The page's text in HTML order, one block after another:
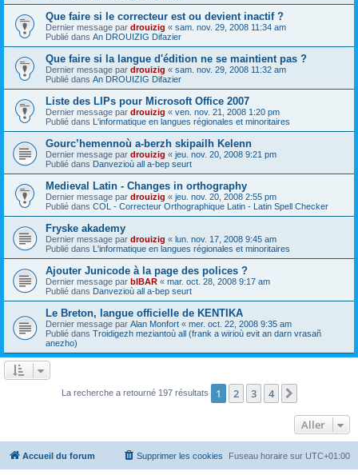
Que faire si le correcteur est ou devient inactif ?
Dernier message par drouizig « sam. nov. 29, 2008 11:34 am
Publié dans An DROUIZIG Difazier
Que faire si la langue d'édition ne se maintient pas ?
Dernier message par drouizig « sam. nov. 29, 2008 11:32 am
Publié dans An DROUIZIG Difazier
Liste des LIPs pour Microsoft Office 2007
Dernier message par drouizig « ven. nov. 21, 2008 1:20 pm
Publié dans L'informatique en langues régionales et minoritaires
Gourc’hemennoù a-berzh skipailh Kelenn
Dernier message par drouizig « jeu. nov. 20, 2008 9:21 pm
Publié dans Danvezioù all a-bep seurt
Medieval Latin - Changes in orthography
Dernier message par drouizig « jeu. nov. 20, 2008 2:55 pm
Publié dans COL - Correcteur Orthographique Latin - Latin Spell Checker
Fryske akademy
Dernier message par drouizig « lun. nov. 17, 2008 9:45 am
Publié dans L'informatique en langues régionales et minoritaires
Ajouter Junicode à la page des polices ?
Dernier message par bIBAR « mar. oct. 28, 2008 9:17 am
Publié dans Danvezioù all a-bep seurt
Le Breton, langue officielle de KENTIKA
Dernier message par Alan Monfort « mer. oct. 22, 2008 9:35 am
Publié dans Troidigezh meziantoù all (frank a wirioù evit an darn vrasañ
anezho)
La recherche a retourné 197 résultats 1 2 3 4
Aller
Accueil du forum Fuseau horaire sur UTC+01:00
Supprimer les cookies